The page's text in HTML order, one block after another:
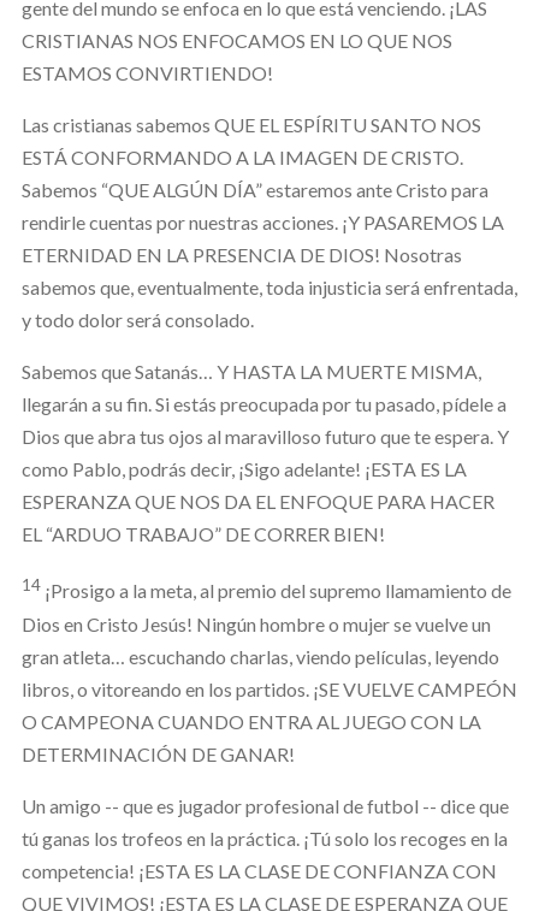
gente del mundo se enfoca en lo que está venciendo. ¡LAS
CRISTIANAS NOS ENFOCAMOS EN LO QUE NOS
ESTAMOS CONVIRTIENDO!
Las cristianas sabemos QUE EL ESPÍRITU SANTO NOS
ESTÁ CONFORMANDO A LA IMAGEN DE CRISTO.
Sabemos “QUE ALGÚN DÍA” estaremos ante Cristo para
rendirle cuentas por nuestras acciones. ¡Y PASAREMOS LA
ETERNIDAD EN LA PRESENCIA DE DIOS! Nosotras
sabemos que, eventualmente, toda injusticia será enfrentada,
y todo dolor será consolado.
Sabemos que Satanás… Y HASTA LA MUERTE MISMA,
llegarán a su fin. Si estás preocupada por tu pasado, pídele a
Dios que abra tus ojos al maravilloso futuro que te espera. Y
como Pablo, podrás decir, ¡Sigo adelante! ¡ESTA ES LA
ESPERANZA QUE NOS DA EL ENFOQUE PARA HACER
EL “ARDUO TRABAJO” DE CORRER BIEN!
14 ¡Prosigo a la meta, al premio del supremo llamamiento de
Dios en Cristo Jesús! Ningún hombre o mujer se vuelve un
gran atleta… escuchando charlas, viendo películas, leyendo
libros, o vitoreando en los partidos. ¡SE VUELVE CAMPEÓN
O CAMPEONA CUANDO ENTRA AL JUEGO CON LA
DETERMINACIÓN DE GANAR!
Un amigo -- que es jugador profesional de futbol -- dice que
tú ganas los trofeos en la práctica. ¡Tú solo los recoges en la
competencia! ¡ESTA ES LA CLASE DE CONFIANZA CON
QUE VIVIMOS! ¡ESTA ES LA CLASE DE ESPERANZA QUE